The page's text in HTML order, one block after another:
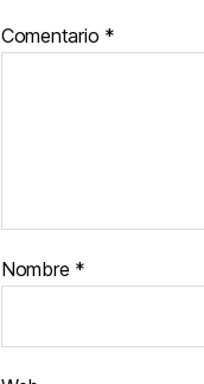
Comentario *
Nombre *